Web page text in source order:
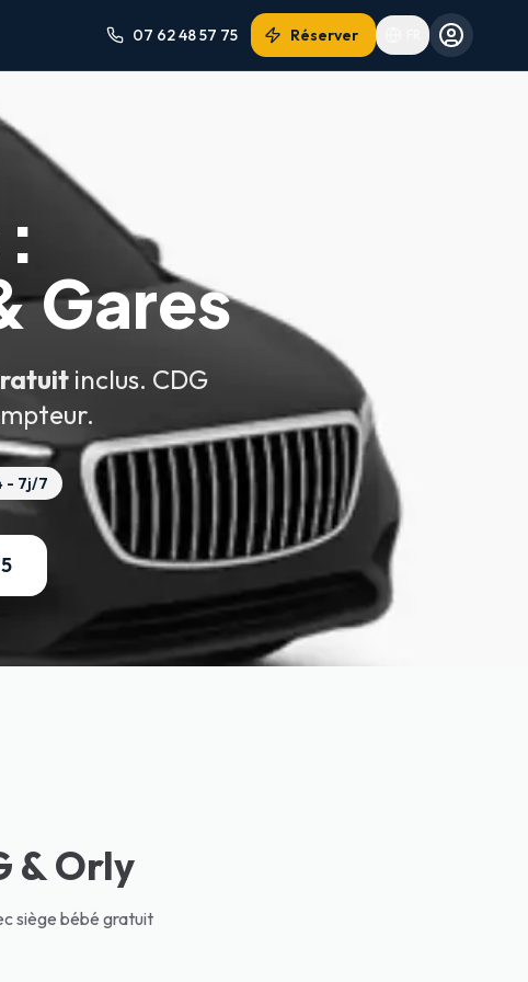
07 62 48 57 75 Réserver
(certifié i-Size), suivi de vol en temps réel, 60 min d'attente
attente gratuite et accueil personnalisé. Pour les familles avec
Depuis Orly : dès ~85€. Tous nos prix incluent les sièges auto
ou Disneyland avec retour programmé. Même chauffeur si
vous professionnels ou visites touristiques. Sièges bébé
~55€ pour les trajets courts, et à partir de ~65€ vers les
à partir de ~80€, Paris-Orly à partir de ~70€, Paris-Disneyland à
environ 110€ pour ce trajet sans siège enfant.
07 62 48 57 75 ou lajoieway.com. Réservation en ligne 24h/
avec siège bébé : Lajoieway 07 62 48 57 75.
vol, accueil avec pancarte et 60 min d'attente. Les taxis ne
Gares
inclus. CDG
- 7j/7
& Orly
siège bébé gratuit